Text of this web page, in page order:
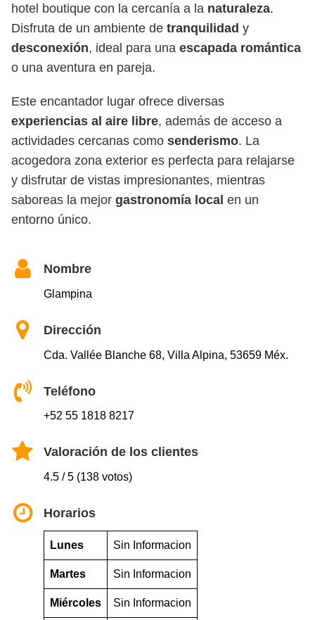
hotel boutique con la cercanía a la naturaleza.
Disfruta de un ambiente de tranquilidad y
desconexión, ideal para una escapada romántica
o una aventura en pareja.
Este encantador lugar ofrece diversas
experiencias al aire libre, además de acceso a
actividades cercanas como senderismo. La
acogedora zona exterior es perfecta para relajarse
y disfrutar de vistas impresionantes, mientras
saboreas la mejor gastronomía local en un
entorno único.
Nombre
Glampina
Dirección
Cda. Vallée Blanche 68, Villa Alpina, 53659 Méx.
Teléfono
+52 55 1818 8217
Valoración de los clientes
4.5 / 5 (138 votos)
Horarios
Lunes Sin Informacion
Martes Sin Informacion
Miércoles Sin Informacion